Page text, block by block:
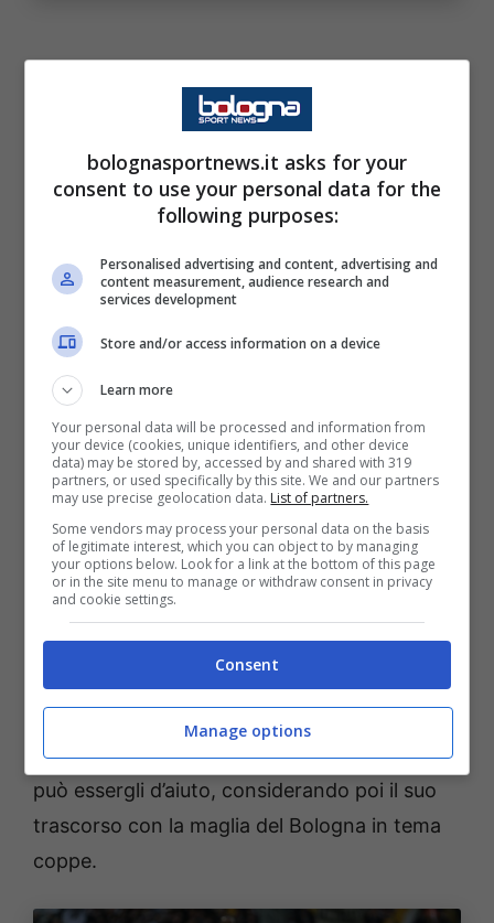
“La mia prestazione credo sia migliorata nel
secondo tempo, ma non giocavo da un po’ e
quindi sono contento”. Dominguez si
dimostra soddisfatto soprattutto per aver
ritmo partita, “difficile da trovare in
allenamento “.
Dominguez si candida
all’Europa?
Con l’assenza di Freuler si sono verificate le
condizioni per cui la Uefa consente di
cambiare la lista, e questa potrebbe essere
un’occasione per Dominguez, che su questo
si esprime in maniera fugace e ironica: “Non
“, questa la risposta,
accompagnata da un sorriso.
Sicuramente la scorsa prestazione sulla fascia
può essergli d’aiuto, considerando poi il suo
trascorso con la maglia del Bologna in tema
coppe.
bolognasportnews.it asks for your
consent to use your personal data for the
following purposes:
Personalised advertising and content, advertising and
content measurement, audience research and
services development
Store and/or access information on a device
Learn more
Your personal data will be processed and information from
your device (cookies, unique identifiers, and other device
data) may be stored by, accessed by and shared with 319
partners, or used specifically by this site. We and our partners
may use precise geolocation data. List of partners.
Some vendors may process your personal data on the basis
of legitimate interest, which you can object to by managing
your options below. Look for a link at the bottom of this page
or in the site menu to manage or withdraw consent in privacy
and cookie settings.
Consent
Manage options